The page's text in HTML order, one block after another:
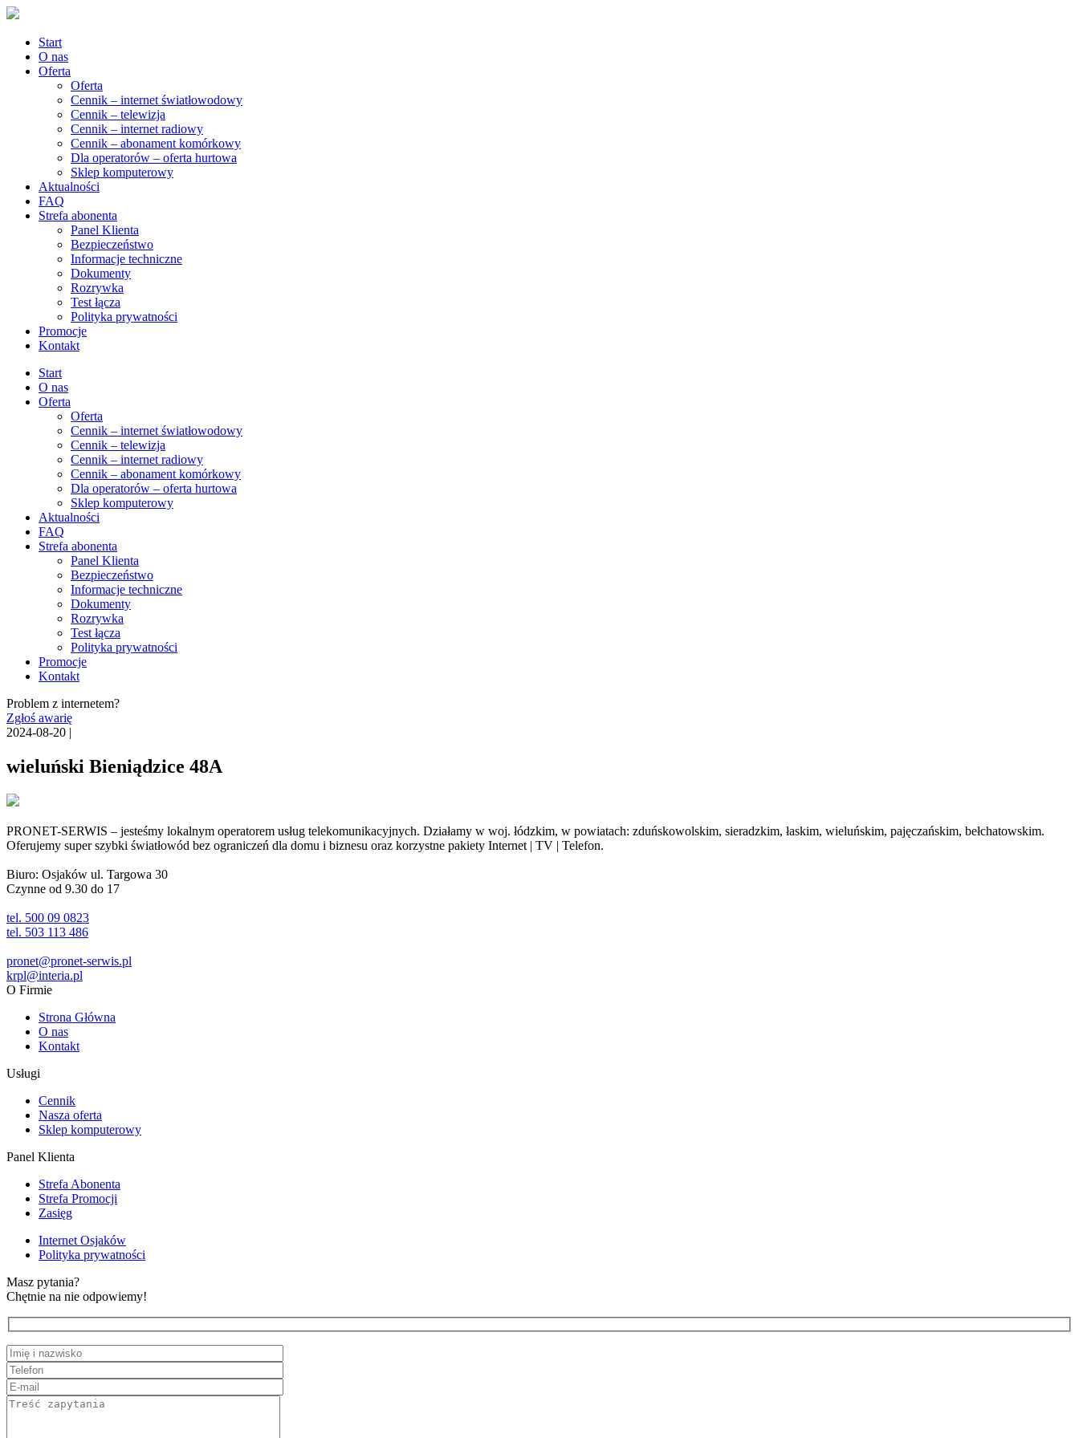
Start
O nas
Oferta
Oferta
Cennik – internet światłowodowy
Cennik – telewizja
Cennik – internet radiowy
Cennik – abonament komórkowy
Dla operatorów – oferta hurtowa
Sklep komputerowy
Aktualności
FAQ
Strefa abonenta
Panel Klienta
Bezpieczeństwo
Informacje techniczne
Dokumenty
Rozrywka
Test łącza
Polityka prywatności
Promocje
Kontakt
Start
O nas
Oferta
Oferta
Cennik – internet światłowodowy
Cennik – telewizja
Cennik – internet radiowy
Cennik – abonament komórkowy
Dla operatorów – oferta hurtowa
Sklep komputerowy
Aktualności
FAQ
Strefa abonenta
Panel Klienta
Bezpieczeństwo
Informacje techniczne
Dokumenty
Rozrywka
Test łącza
Polityka prywatności
Promocje
Kontakt
Problem z internetem?
Zgłoś awarię
2024-08-20 |
wieluński Bieniądzice 48A
PRONET-SERWIS – jesteśmy lokalnym operatorem usług telekomunikacyjnych. Działamy w woj. łódzkim, w powiatach: zduńskowolskim, sieradzkim, łaskim, wieluńskim, pajęczańskim, bełchatowskim.
Oferujemy super szybki światłowód bez ograniczeń dla domu i biznesu oraz korzystne pakiety Internet | TV | Telefon.
Biuro: Osjaków ul. Targowa 30
Czynne od 9.30 do 17
tel. 500 09 0823
tel. 503 113 486
pronet@pronet-serwis.pl
krpl@interia.pl
O Firmie
Strona Główna
O nas
Kontakt
Usługi
Cennik
Nasza oferta
Sklep komputerowy
Panel Klienta
Strefa Abonenta
Strefa Promocji
Zasięg
Internet Osjaków
Polityka prywatności
Masz pytania?
Chętnie na nie odpowiemy!